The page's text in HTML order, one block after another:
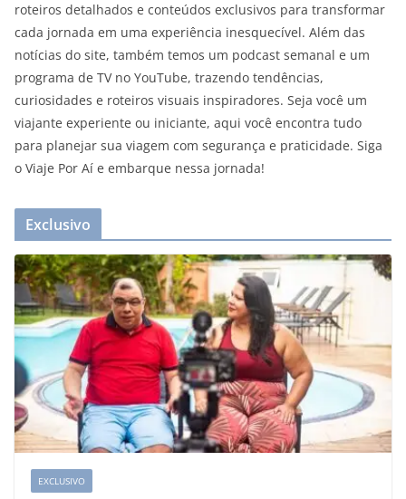
roteiros detalhados e conteúdos exclusivos para transformar
cada jornada em uma experiência inesquecível. Além das
notícias do site, também temos um podcast semanal e um
programa de TV no YouTube, trazendo tendências,
curiosidades e roteiros visuais inspiradores. Seja você um
viajante experiente ou iniciante, aqui você encontra tudo
para planejar sua viagem com segurança e praticidade. Siga
o Viaje Por Aí e embarque nessa jornada!
Exclusivo
EXCLUSIVO